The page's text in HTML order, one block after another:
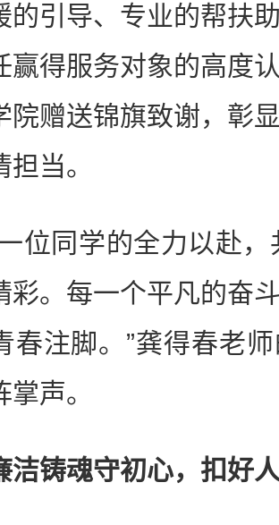
的引导、专业的帮扶
赢得服务对象的高度
院赠送锦旗致谢，彰
当。
同学的全力以赴，
彩。每一个平凡的奋
春注脚。”龚得春老
声。
洁铸魂守初心，扣好